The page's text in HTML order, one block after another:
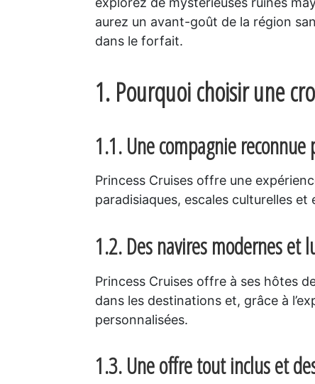
aurez un avant-goût de la région
dans le forfait.
1. Pourquoi choisir une
1.1. Une compagnie
Princess Cruises offre une
paradisiaques, escales culturelles et
1.2. Des navires modernes et
Princess Cruises offre à ses hôtes
dans les destinations et, grâce à
personnalisées.
1.3. Une offre tout inclus et